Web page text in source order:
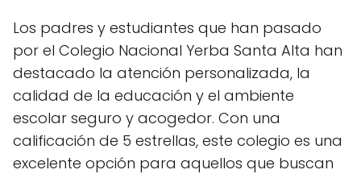
Los padres y estudiantes que han pasado
por el Colegio Nacional Yerba Santa Alta han
destacado la atención personalizada, la
calidad de la educación y el ambiente
escolar seguro y acogedor. Con una
calificación de 5 estrellas, este colegio es una
excelente opción para aquellos que buscan